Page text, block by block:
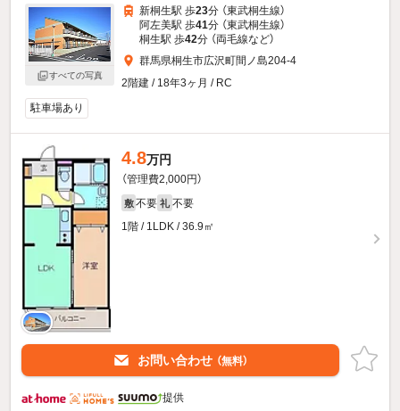
すべての写真
新桐生駅 歩23分 （東武桐生線）
阿左美駅 歩41分 （東武桐生線）
桐生駅 歩42分 （両毛線など）
群馬県桐生市広沢町間ノ島204-4
2階建 / 18年3ヶ月 / RC
駐車場あり
4.8万円
（管理費2,000円）
敷 不要 礼 不要
1階 / 1LDK / 36.9㎡
お問い合わせ （無料）
提供